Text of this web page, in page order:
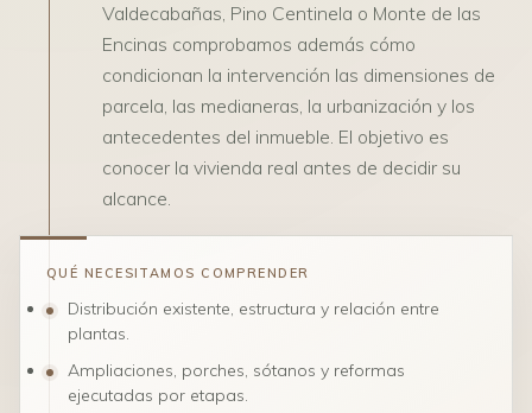
Valdecabañas, Pino Centinela o Monte de las
Encinas comprobamos además cómo
condicionan la intervención las dimensiones de
parcela, las medianeras, la urbanización y los
antecedentes del inmueble. El objetivo es
conocer la vivienda real antes de decidir su
alcance.
QUÉ NECESITAMOS COMPRENDER
Distribución existente, estructura y relación entre
plantas.
Ampliaciones, porches, sótanos y reformas
ejecutadas por etapas.